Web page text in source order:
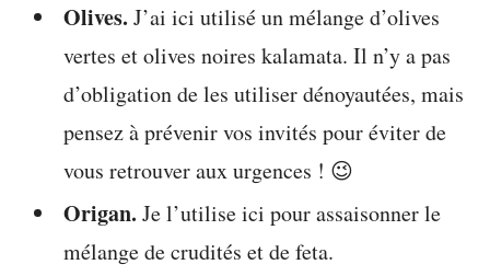
Olives. J’ai ici utilisé un mélange d’olives
vertes et olives noires kalamata. Il n’y a pas
d’obligation de les utiliser dénoyautées, mais
pensez à prévenir vos invités pour éviter de
vous retrouver aux urgences ! 😉
Origan. Je l’utilise ici pour assaisonner le
mélange de crudités et de feta.